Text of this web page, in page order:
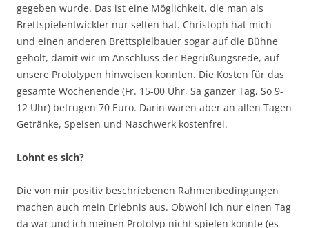
gegeben wurde. Das ist eine Möglichkeit, die man als
Brettspielentwickler nur selten hat. Christoph hat mich
und einen anderen Brettspielbauer sogar auf die Bühne
geholt, damit wir im Anschluss der Begrüßungsrede, auf
unsere Prototypen hinweisen konnten. Die Kosten für das
gesamte Wochenende (Fr. 15-00 Uhr, Sa ganzer Tag, So 9-
12 Uhr) betrugen 70 Euro. Darin waren aber an allen Tagen
Getränke, Speisen und Naschwerk kostenfrei.
Lohnt es sich?
Die von mir positiv beschriebenen Rahmenbedingungen
machen auch mein Erlebnis aus. Obwohl ich nur einen Tag
da war und ich meinen Prototyp nicht spielen konnte (es